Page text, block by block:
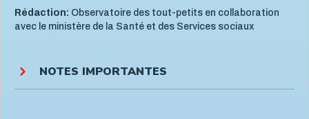
Rédaction: Observatoire des tout-petits en collaboration
avec le ministère de la Santé et des Services sociaux
NOTES IMPORTANTES